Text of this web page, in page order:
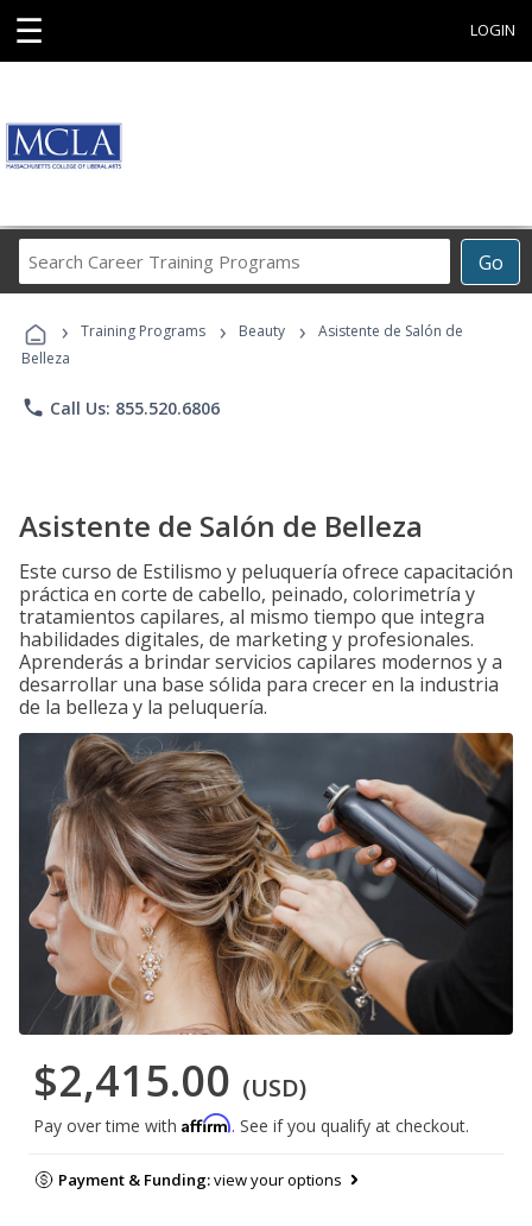
☰ LOGIN
Go
Career
Programs
› Training Programs › Beauty ›
Asistente de Salón de
Belleza
phone Call Us: 855.520.6806
Asistente de Salón de Belleza
Este curso de Estilismo y peluquería ofrece capacitación
práctica en corte de cabello, peinado, colorimetría y
tratamientos capilares, al mismo tiempo que integra
habilidades digitales, de marketing y profesionales.
Aprenderás a brindar servicios capilares modernos y a
desarrollar una base sólida para crecer en la industria
de la belleza y la peluquería.
$2,415.00 (USD)
Pay over time with Affirm. See if you qualify at checkout.
Payment & Funding:view your options